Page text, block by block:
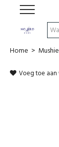
SHOP
Home >
Voeg toe aan